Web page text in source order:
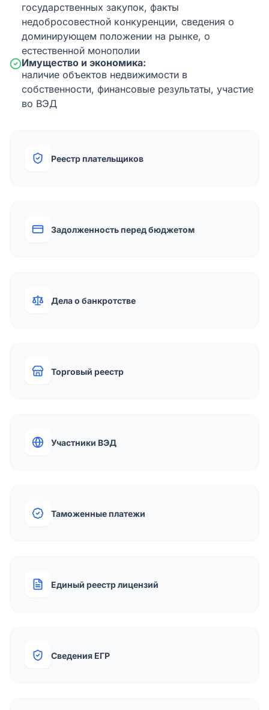
государственных закупок, факты
недобросовестной конкуренции, сведения о
доминирующем положении на рынке, о
естественной монополии
Имущество и экономика:
наличие объектов недвижимости в
собственности, финансовые результаты, участие
во ВЭД
Реестр плательщиков
Задолженность перед бюджетом
Дела о банкротстве
Торговый реестр
Участники ВЭД
Таможенные платежи
Единый реестр лицензий
Сведения ЕГР